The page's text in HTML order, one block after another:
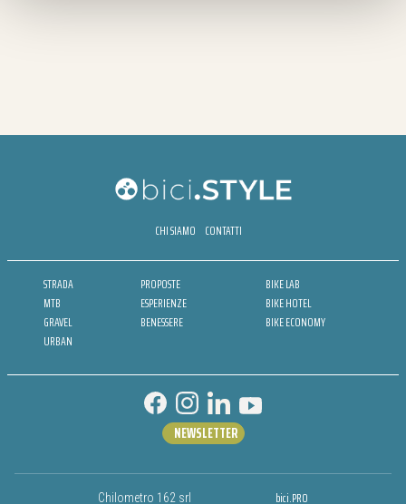
CHI SIAMO CONTATTI
STRADA
MTB
GRAVEL
URBAN
PROPOSTE
ESPERIENZE
BENESSERE
BIKE LAB
BIKE HOTEL
BIKE ECONOMY
Chilometro 162 srl bici.PRO
NEWSLETTER